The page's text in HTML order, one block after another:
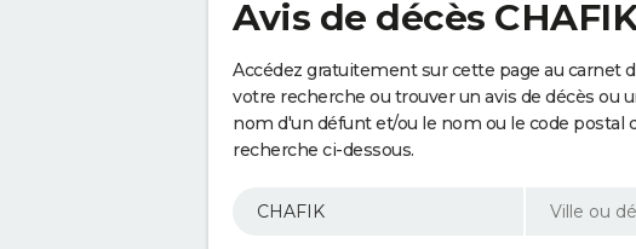
Avis de décès CHAFIK
Accédez gratuitement sur cette page au carnet
votre recherche ou trouver un avis de décès ou
nom d'un défunt et/ou le nom ou le code
recherche ci-dessous.